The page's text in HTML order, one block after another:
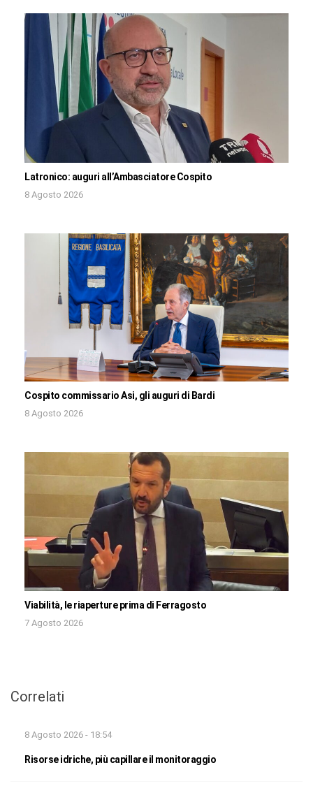
Latronico: auguri all’Ambasciatore Cospito
8 Agosto 2026
Cospito commissario Asi, gli auguri di Bardi
8 Agosto 2026
Viabilità, le riaperture prima di Ferragosto
7 Agosto 2026
Correlati
8 Agosto 2026 - 18:54
Risorse idriche, più capillare il monitoraggio